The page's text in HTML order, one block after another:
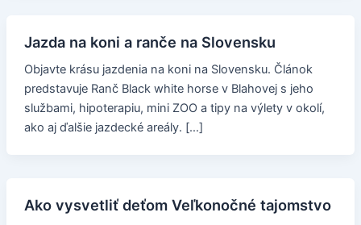
Jazda na koni a ranče na Slovensku
Objavte krásu jazdenia na koni na Slovensku. Článok
predstavuje Ranč Black white horse v Blahovej s jeho
službami, hipoterapiu, mini ZOO a tipy na výlety v okolí,
ako aj ďalšie jazdecké areály. […]
Ako vysvetliť deťom Veľkonočné tajomstvo